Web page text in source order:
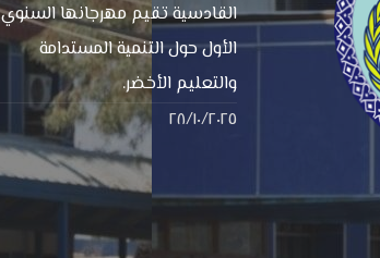
القادسية تقيم مهرجانها السنوي
الأول حول التنمية المستدامة
والتعليم الأخضر.
٢٨/١٠/٢٠٢٥